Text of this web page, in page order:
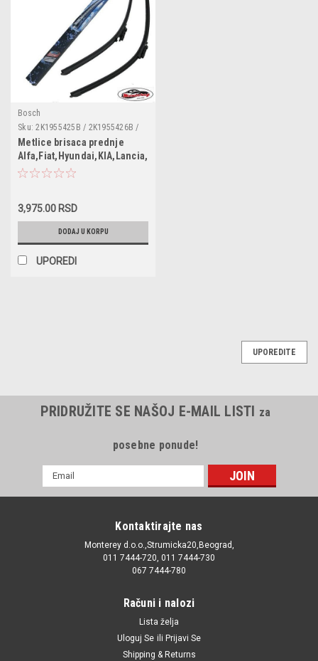
Bosch
Sku: 2K1955425B / 2K1955426B /
4F0998191 / 51843978 /
983602L000 / 51757532 /
983502L000 /3397007187 /
AFL6045A/C02 / DF030 /
Metlice brisaca prednje
Alfa,Fiat,Hyundai,KIA,Lancia,Pezo,Skoda,VW
Aerotwin
3,975.00 RSD
DODAJ U KORPU
UPOREDI
2K1955425B / 2K1955426B / 4F0998191 / 51843978 /
UPOREDITE
PRIDRUŽITE SE NAŠOJ E-MAIL LISTI za
posebne ponude!
mail
Kontaktirajte nas
Monterey d.o.o.,Strumicka20,Beograd,
011 7444-720, 011 7444-730
067 7444-780
Računi i nalozi
Lista želja
Uloguj Se ili Prijavi Se
Shipping & Returns